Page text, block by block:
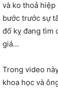
và ko thoả
bước trước sự
đố kỵ đang tìm
giá…
Trong video
khoa học và